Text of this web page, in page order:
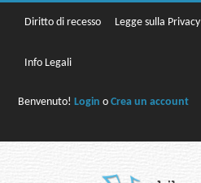
Diritto di recesso Legge sulla Privacy
Info Legali
Benvenuto!Login oCrea un account